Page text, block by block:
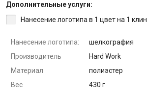
Дополнительные услуги:
Нанесение логотипа в 1 цвет на 1 клин
Нанесение логотипа:
шелкография
Производитель
Hard Work
Материал
полиэстер
Вес
430 г